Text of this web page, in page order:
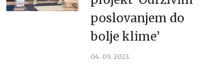
poslovanjem do
bolje klime’
04. 09. 2023.